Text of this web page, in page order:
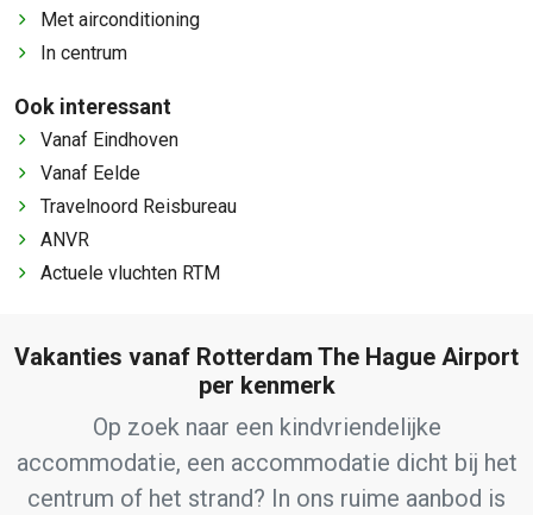
Met airconditioning
In centrum
Ook interessant
Vanaf Eindhoven
Vanaf Eelde
Travelnoord Reisbureau
ANVR
Actuele vluchten RTM
Vakanties vanaf Rotterdam The Hague Airport
per kenmerk
Op zoek naar een kindvriendelijke
accommodatie, een accommodatie dicht bij het
centrum of het strand? In ons ruime aanbod is